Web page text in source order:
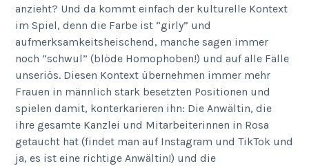
anzieht? Und da kommt einfach der kulturelle Kontext
im Spiel, denn die Farbe ist “girly” und
aufmerksamkeitsheischend, manche sagen immer
noch “schwul” (blöde Homophoben!) und auf alle Fälle
unseriös. Diesen Kontext übernehmen immer mehr
Frauen in männlich stark besetzten Positionen und
spielen damit, konterkarieren ihn: Die Anwältin, die
ihre gesamte Kanzlei und Mitarbeiterinnen in Rosa
getaucht hat (findet man auf Instagram und TikTok und
ja, es ist eine richtige Anwältin!) und die